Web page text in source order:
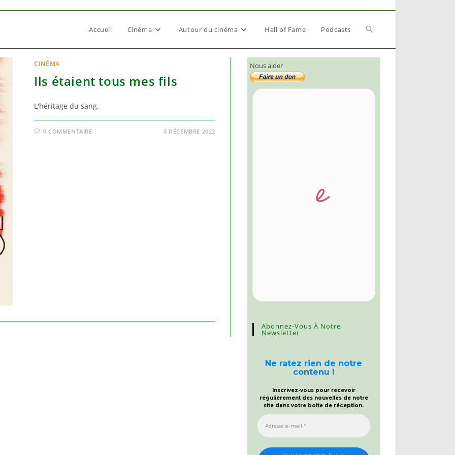
Accueil Cinéma Autour du cinéma Hall of Fame Podcasts Toggle
CINÉMA
Ils étaient tous mes fils
L'héritage du sang.
0 COMMENTAIRE 3 DÉCEMBRE 2022
Nous aider
Abonnez-Vous À Notre
Newsletter
Ne ratez rien de notre
contenu !
Inscrivez-vous pour recevoir
régulièrement des nouvelles de notre
site dans votre boîte de réception.